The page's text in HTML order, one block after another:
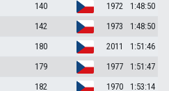
140 1972
1:48:50
142 1973
1:48:50
180 2011
1:51:46
179 1977
1:51:47
182 1970
1:53:14